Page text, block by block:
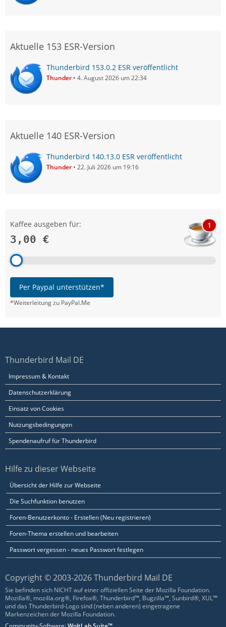
Aktuelle 153 ESR-Version
Thunderbird 153.0.2 ESR veröffentlicht
Thunder 4. August 2026 um 22:34
Aktuelle 140 ESR-Version
Thunderbird 140.13.0 ESR veröffentlicht
Thunder 22. Juli 2026 um 19:16
Kaffee ausgeben für:
3,00 €
1
Per Paypal unterstützen*
*Weiterleitung zu PayPal.Me
Thunderbird Mail DE
Impressum & Kontakt
Datenschutzerklärung
Einsatz von Cookies
Nutzungsbedingungen
Spendenaufruf für Thunderbird
Hilfe zu dieser Webseite
Übersicht der Hilfe zur Webseite
Die Suchfunktion benutzen
Foren-Benutzerkonto - Erstellen (Neu registrieren)
Foren-Thema erstellen und bearbeiten
Passwort vergessen - neues Passwort festlegen
Copyright © 2003-2026 Thunderbird Mail DE
Sie befinden sich NICHT auf einer offiziellen Seite der Mozilla Foundation.
Mozilla®, mozilla.org®, Firefox®, Thunderbird™, Bugzilla™, Sunbird®, XUL™
und das Thunderbird-Logo sind (neben anderen) eingetragene
Markenzeichen der Mozilla Foundation.